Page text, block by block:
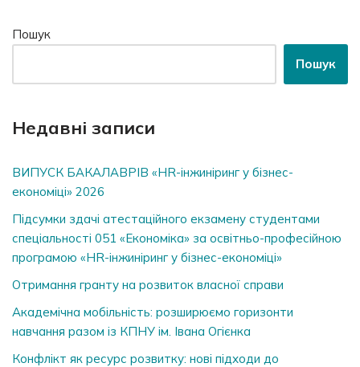
Пошук
Пошук
Недавні записи
ВИПУСК БАКАЛАВРІВ «HR-інжиніринг у бізнес-
економіці» 2026
Підсумки здачі атестаційного екзамену студентами
спеціальності 051 «Економіка» за освітньо-професійною
програмою «HR-інжиніринг у бізнес-економіці»
Отримання гранту на розвиток власної справи
Академічна мобільність: розширюємо горизонти
навчання разом із КПНУ ім. Івана Огієнка
Конфлікт як ресурс розвитку: нові підходи до